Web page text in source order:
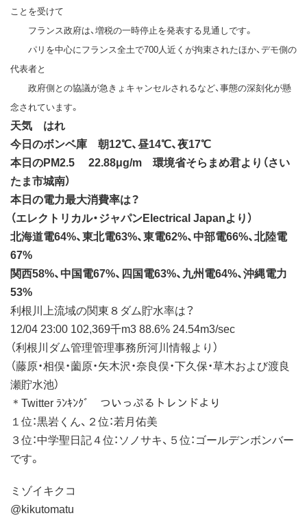
ことを受けて
フランス政府は、増税の一時停止を発表する見通しです。
パリを中心にフランス全土で700人近くが拘束されたほか、デモ側の
代表者と
政府側との協議が急きょキャンセルされるなど、事態の深刻化が懸
念されています。
天気 はれ
今日のボンベ庫 朝12℃、昼14℃、夜17℃
本日のPM2.5 22.88μg/m 環境省そらまめ君より（さい
たま市城南）
本日の電力最大消費率は？
（エレクトリカル・ジャパンElectrical Japanより）
北海道電64%、東北電63%、東電62%、中部電66%、北陸電
67%
関西58%、中国電67%、四国電63%、九州電64%、沖縄電力
53%
利根川上流域の関東８ダム貯水率は？
12/04 23:00 102,369千m3 88.6% 24.54m3/sec
（利根川ダム管理管理事務所河川情報より）
（藤原・相俣・薗原・矢木沢・奈良俣・下久保・草木および渡良
瀬貯水池）
＊Twitter ﾗﾝｷﾝｸﾞ ついっぷるトレンドより
１位：黒岩くん、２位：若月佑美
３位：中学聖日記４位：ソノサキ、５位：ゴールデンボンバー
です。
ミゾイキクコ
@kikutomatu